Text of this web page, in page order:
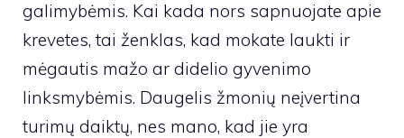
galimybėmis. Kai kada nors sapnuojate apie
krevetes, tai ženklas, kad mokate laukti ir
mėgautis mažo ar didelio gyvenimo
linksmybėmis. Daugelis žmonių neįvertina
turimų daiktų, nes mano, kad jie yra